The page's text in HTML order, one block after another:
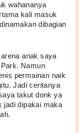
wahananya
kali masuk
dibagian
anak saya
Namun
permainan naik
Jadi ceritanya
takut donk ya
jadi dipakai maka